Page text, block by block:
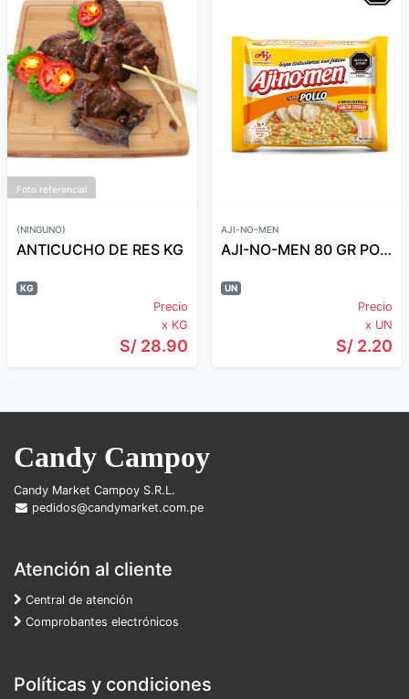
Foto referencial
(NINGUNO)
ANTICUCHO DE RES KG
KG
Precio
x KG
S/ 28.90
AJI-NO-MEN
AJI-NO-MEN 80 GR POLLO
UN
Precio
x UN
S/ 2.20
Candy Campoy
Candy Market Campoy S.R.L.
pedidos@candymarket.com.pe
Atención al cliente
Central de atención
Comprobantes electrónicos
Políticas y condiciones